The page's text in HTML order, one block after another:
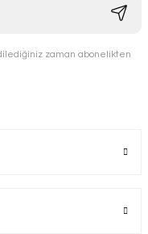
zaman abonelikten